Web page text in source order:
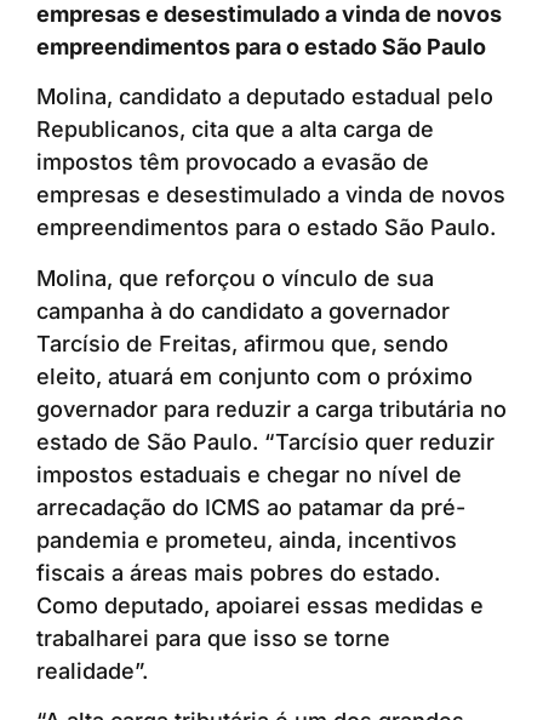
empresas e desestimulado a vinda de novos
empreendimentos para o estado São Paulo
Molina, candidato a deputado estadual pelo
Republicanos, cita que a alta carga de
impostos têm provocado a evasão de
empresas e desestimulado a vinda de novos
empreendimentos para o estado São Paulo.
Molina, que reforçou o vínculo de sua
campanha à do candidato a governador
Tarcísio de Freitas, afirmou que, sendo
eleito, atuará em conjunto com o próximo
governador para reduzir a carga tributária no
estado de São Paulo. “Tarcísio quer reduzir
impostos estaduais e chegar no nível de
arrecadação do ICMS ao patamar da pré-
pandemia e prometeu, ainda, incentivos
fiscais a áreas mais pobres do estado.
Como deputado, apoiarei essas medidas e
trabalharei para que isso se torne
realidade”.